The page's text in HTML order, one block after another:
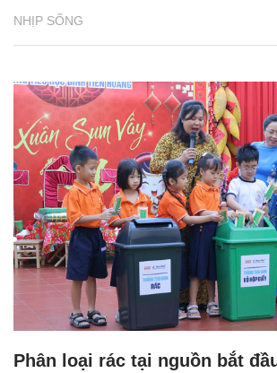
NHỊP SỐNG
Phân loại rác tại nguồn bắt